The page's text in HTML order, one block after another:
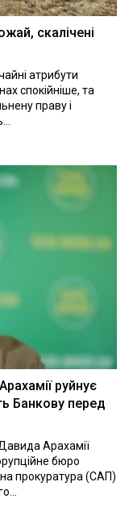
скалічені
атрибути
спокійніше, та
праву і
руйнує
Банкову перед
Арахамії
бюро
прокуратура (САП)